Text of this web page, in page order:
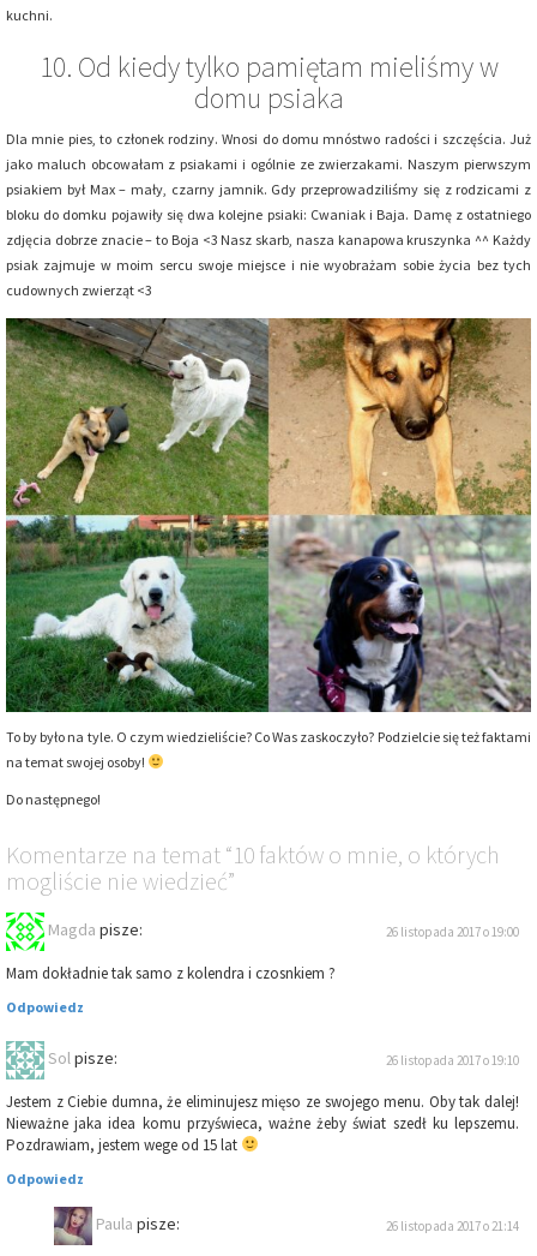
kuchni.
10. Od kiedy tylko pamiętam mieliśmy w
domu psiaka
Dla mnie pies, to członek rodziny. Wnosi do domu mnóstwo radości i szczęścia. Już
jako maluch obcowałam z psiakami i ogólnie ze zwierzakami. Naszym pierwszym
psiakiem był Max – mały, czarny jamnik. Gdy przeprowadziliśmy się z rodzicami z
bloku do domku pojawiły się dwa kolejne psiaki: Cwaniak i Baja. Damę z ostatniego
zdjęcia dobrze znacie – to Boja <3 Nasz skarb, nasza kanapowa kruszynka ^^ Każdy
psiak zajmuje w moim sercu swoje miejsce i nie wyobrażam sobie życia bez tych
cudownych zwierząt <3
To by było na tyle. O czym wiedzieliście? Co Was zaskoczyło? Podzielcie się też faktami
na temat swojej osoby!
Do następnego!
Komentarze na temat “10 faktów o mnie, o których
mogliście nie wiedzieć”
Magda pisze: 26 listopada 2017 o 19:00
Mam dokładnie tak samo z kolendra i czosnkiem ?
Odpowiedz
Solpisze: 26 listopada 2017 o 19:10
Jestem z Ciebie dumna, że eliminujesz mięso ze swojego menu. Oby tak dalej!
Nieważne jaka idea komu przyświeca, ważne żeby świat szedł ku lepszemu.
Pozdrawiam, jestem wege od 15 lat
Odpowiedz
Paula pisze: 26 listopada 2017 o 21:14